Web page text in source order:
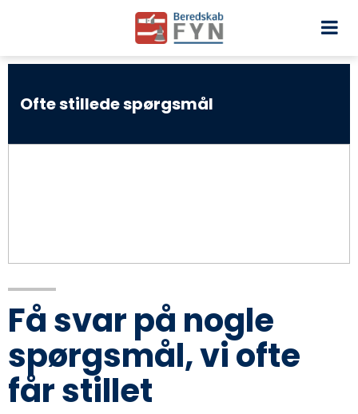
Ofte stillede spørgsmål
Få svar på nogle
spørgsmål, vi ofte
får stillet